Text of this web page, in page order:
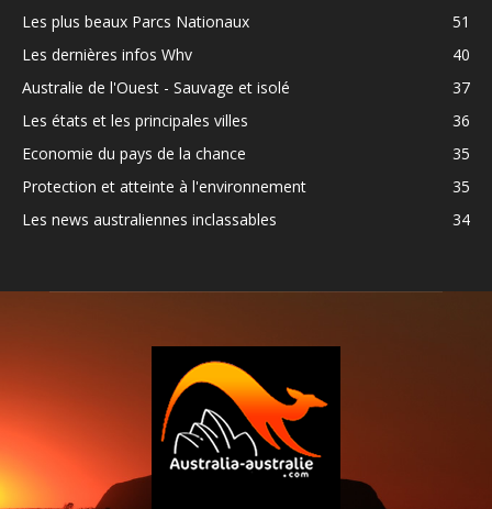
Les plus beaux Parcs Nationaux
51
Les dernières infos Whv
40
Australie de l'Ouest - Sauvage et isolé
37
Les états et les principales villes
36
Economie du pays de la chance
35
Protection et atteinte à l'environnement
35
Les news australiennes inclassables
34